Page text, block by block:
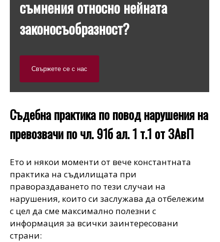
съмнения относно нейната
законосъобразност?
Свържете се с нас
Съдебна практика по повод нарушения на
превозвачи по чл. 91б ал. 1 т.1 от ЗАвП
Ето и някои моменти от вече константната
практика на съдилищата при
правораздаването по тези случаи на
нарушения, които си заслужава да отбележим
с цел да сме максимално полезни с
информация за всички заинтересовани
страни: